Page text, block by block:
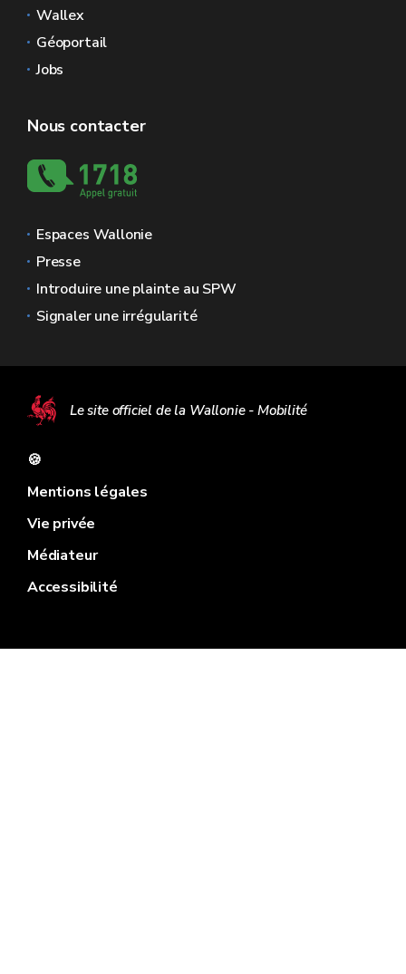
Wallex
Géoportail
Jobs
Nous contacter
Espaces Wallonie
Presse
Introduire une plainte au SPW
Signaler une irrégularité
Le site officiel de la Wallonie - Mobilité
🍪
Mentions légales
Vie privée
Médiateur
Accessibilité